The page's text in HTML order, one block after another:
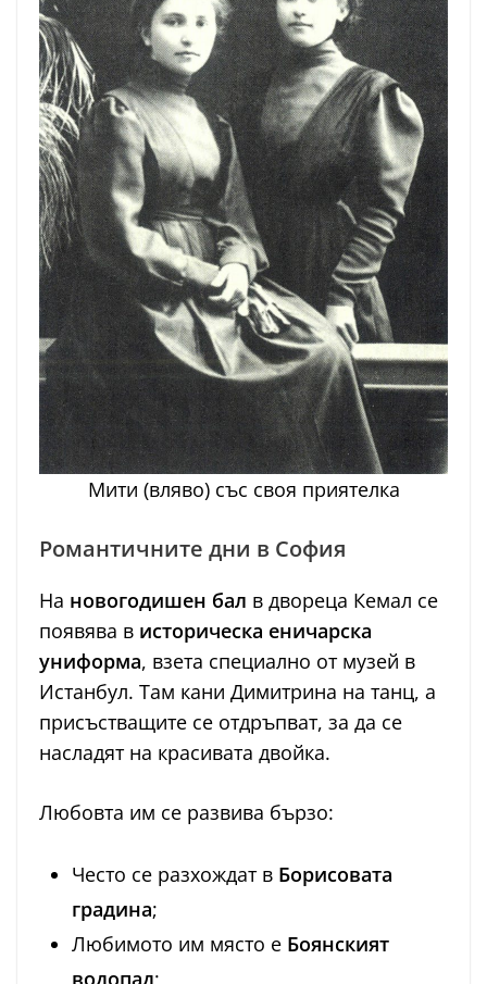
Мити (вляво) със своя приятелка
Романтичните дни в София
На новогодишен бал в двореца Кемал се
появява в историческа еничарска
униформа, взета специално от музей в
Истанбул. Там кани Димитрина на танц, а
присъстващите се отдръпват, за да се
насладят на красивата двойка.
Любовта им се развива бързо:
Често се разхождат в Борисовата
градина;
Любимото им място е Боянският
водопад;